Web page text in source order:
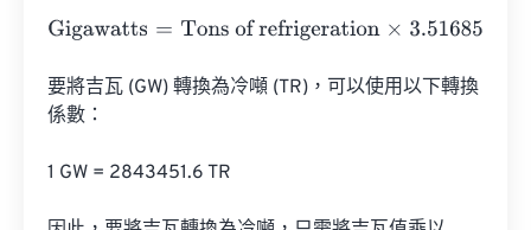
Gigawatts=Tons of refrigeration×3.51685e -6
要將吉瓦 (GW) 轉換為冷噸 (TR)，可以使用以下轉換
係數：
1 GW = 2843451.6 TR